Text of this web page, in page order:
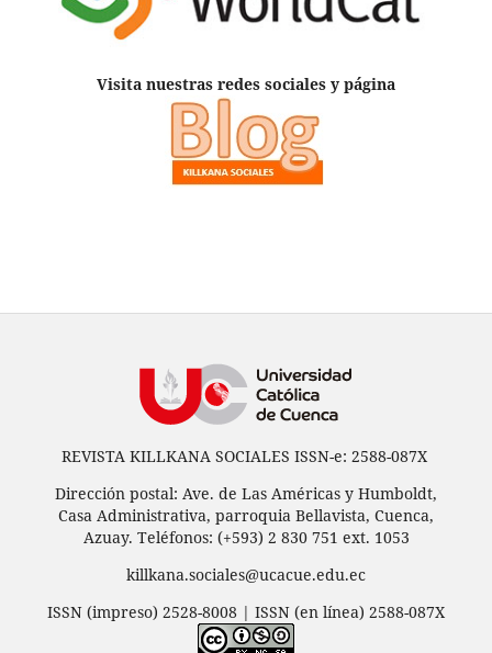
Visita nuestras redes sociales y página
REVISTA KILLKANA SOCIALES ISSN-e: 2588-087X
Dirección postal: Ave. de Las Américas y Humboldt,
Casa Administrativa, parroquia Bellavista, Cuenca,
Azuay. Teléfonos: (+593) 2 830 751 ext. 1053
killkana.sociales@ucacue.edu.ec
ISSN (impreso) 2528-8008 | ISSN (en línea) 2588-087X